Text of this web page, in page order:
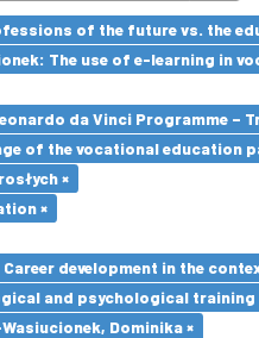
of the future vs. the
The use of e-learning in
da Vinci Programme
of the vocational education
×
×
development in the
and psychological
Dominika ×